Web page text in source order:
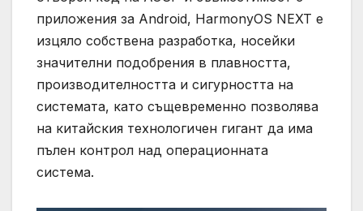
приложения за Android, HarmonyOS NEXT е
изцяло собствена разработка, носейки
значителни подобрения в плавността,
производителността и сигурността на
системата, като същевременно позволява
на китайския технологичен гигант да има
пълен контрол над операционната
система.